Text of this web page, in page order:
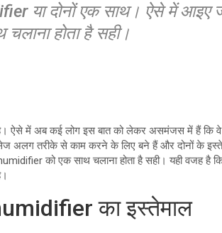
या दोनों एक साथ। ऐसे में आइए
होता है सही।
है। ऐसे में अब कई लोग इस बात को लेकर असमंजस में हैं कि
अलग तरीके से काम करने के लिए बने हैं और दोनों के
को एक साथ चलाना होता है सही। यही वजह है
का इस्तेमाल